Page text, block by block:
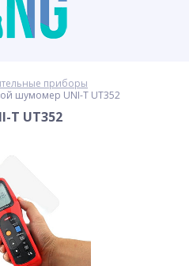
приборы
шумомер UNI-T UT352
T UT352